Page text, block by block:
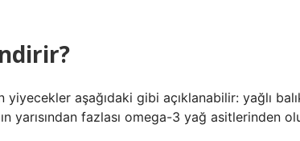
aşağıdaki gibi açıklanabilir: yağlı
yarısından fazlası omega-3 yağ asitlerinden